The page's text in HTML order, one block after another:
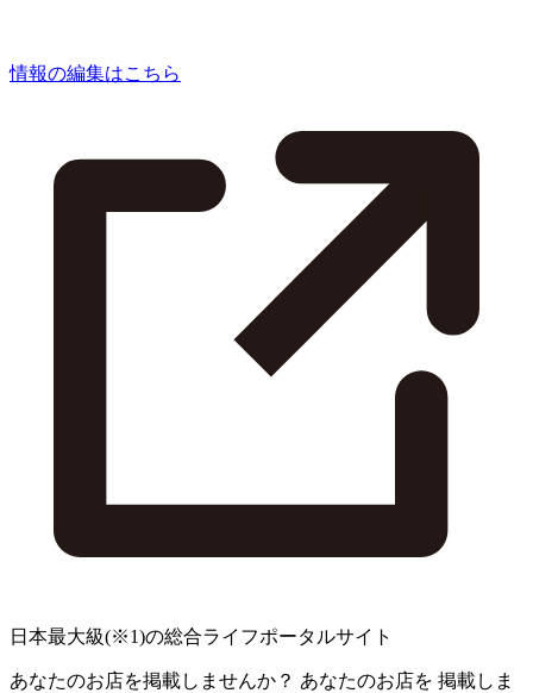
情報の編集はこちら
日本最大級(※1)の総合ライフポータルサイト
あなたのお店を掲載しませんか？ あなたのお店を 掲載しま